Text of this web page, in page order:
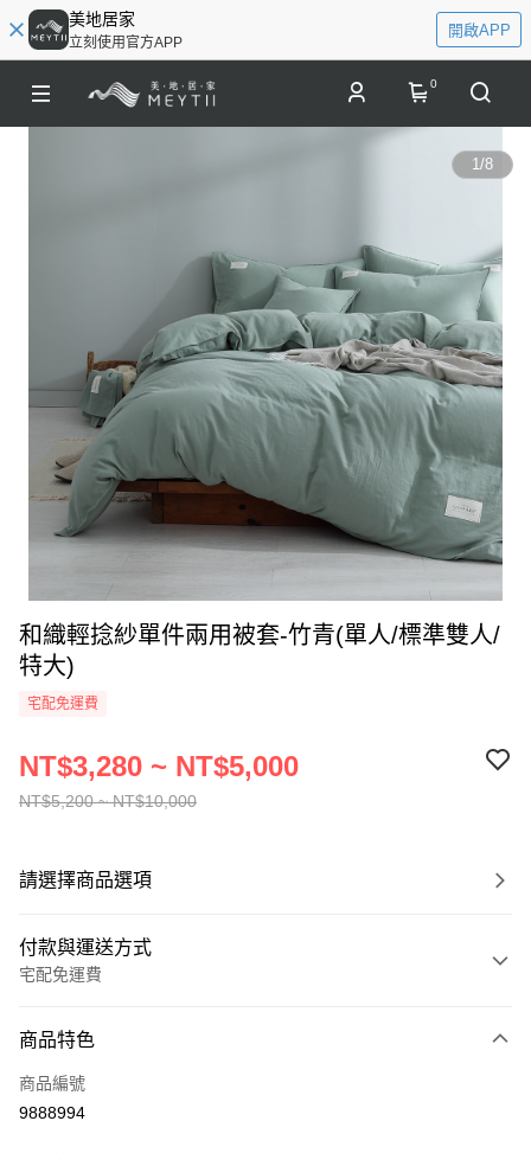
美地居家
立刻使用官方APP
開啟APP
0
1/8
和織輕捻紗單件兩用被套-竹青(單人/標準雙人/
特大)
宅配免運費
NT$5,200 ~ NT$10,000
NT$3,280 ~ NT$5,000
請選擇商品選項
付款與運送方式
宅配免運費
信用卡一次付款
信用卡分期付款
商品特色
商品編號
9888994